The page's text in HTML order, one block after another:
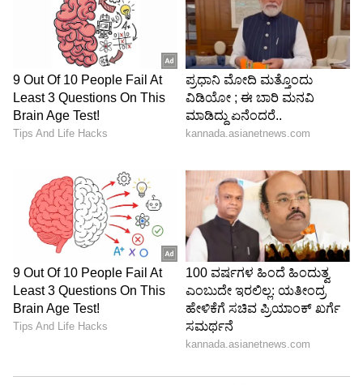
ಕಾಮ್‌ ಆಗಿರಲು ಕಲಿಸಿ
ಮುಂದಿನ ಹಂತವು ಮಕ್ಕಳಿಗೆ ಕಾಮ್ ಆಗಿ ಇರುವುದನ್ನು
ಕಲಿಸುವುದಾಗಿದೆ. ಹೆತ್ತವರೊಂದಿಗೆ ಅಸಭ್ಯವಾಗಿ ಅಥವಾ
ಸ್ನೇಹಿಯಾಗಿಲ್ಲದ ಬದಲು ಆ ಭಾವನೆಗಳನ್ನು ಸಂವಹನ
ಮಾಡಲು ಬಳಸಬಹುದಾದ ಪದಗಳನ್ನು ಅವರಿಗೆ ಕಲಿಸುವುದು.
ಇದು ಅವರ ಭಾವನೆಗಳನ್ನು ಉತ್ತಮವಾಗಿ ವ್ಯಕ್ತಪಡಿಸಲು
ಅವರಿಗೆ ಸಹಾಯ ಮಾಡುತ್ತದೆ. ಇದು ಅವರಿಗೆ ದಯೆಯ
ಮಹತ್ವವನ್ನು ಕಲಿಸುತ್ತದೆ.